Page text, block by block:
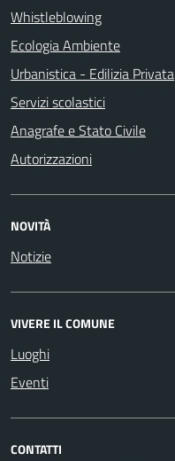
Whistleblowing
Ecologia Ambiente
Urbanistica - Edilizia Privata
Servizi scolastici
Anagrafe e Stato Civile
Autorizzazioni
NOVITÀ
Notizie
VIVERE IL COMUNE
Luoghi
Eventi
CONTATTI